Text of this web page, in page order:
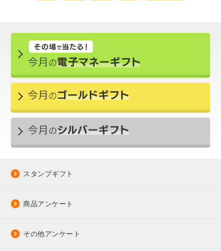
スタンプギフト
商品アンケート
その他アンケート